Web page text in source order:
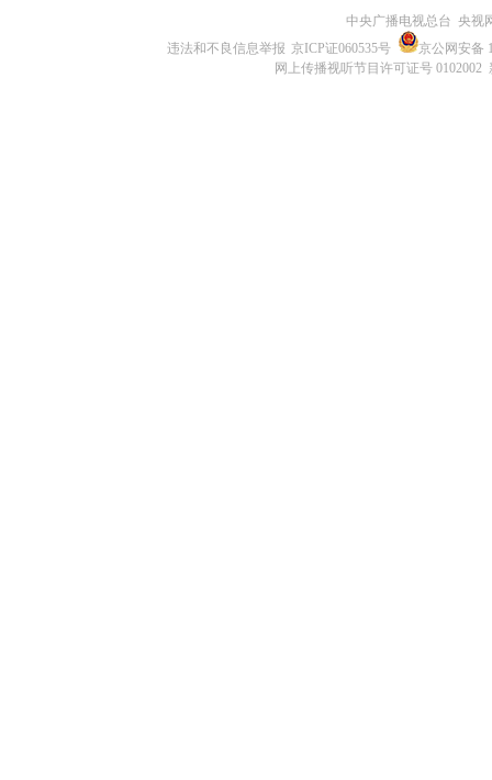
中央广播电视总台 央视
违法和不良信息举报 京ICP证060535号
京公网安备
网上传播视听节目许可证号 0102002